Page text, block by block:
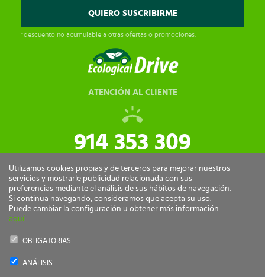
*descuento no acumulable a otras ofertas o promociones.
ATENCIÓN AL CLIENTE
914 353 309
tiendaonline@ecologicaldrive.com
Utilizamos cookies propias y de terceros para mejorar nuestros
servicios y mostrarle publicidad relacionada con sus
preferencias mediante el análisis de sus hábitos de navegación.
Si continua navegando, consideramos que acepta su uso.
Puede cambiar la configuración u obtener más información
aquí
OBLIGATORIAS
ANÁLISIS